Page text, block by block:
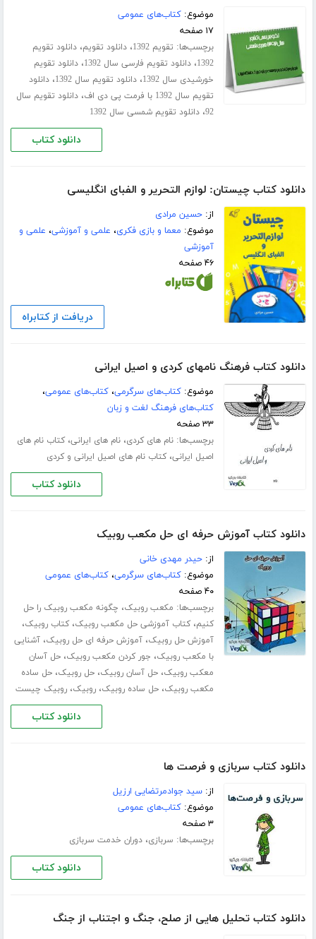
موضوع:کتاب‌های عمومی
۱۷ صفحه
برچسب‌ها: تقویم 1392 ،دانلود تقویم،دانلود تقویم
1392،دانلود تقویم فارسی سال 1392 ،دانلود تقویم
خورشیدی سال 1392
،دانلود تقویم سال 1392 ،دانلود
تقویم سال 1392 با فرمت پی دی اف
،دانلود تقویم سال
92،دانلود تقویم شمسی سال 1392
دانلود کتاب
دانلود کتاب چیستان: لوازم‌ التحریر و الفبای انگلیسی
از:حسین مرادی
موضوع: معما و بازی فکری، علمی و آموزشی، علمی و
آموزشی
۴۶ صفحه
دریافت از کتابراه
دانلود کتاب فرهنگ نامهای کردی و اصیل ایرانی
موضوع:کتاب‌های سرگرمی،کتاب‌های عمومی،
کتاب‌های فرهنگ لغت و زبان
۳۳ صفحه
برچسب‌ها:نام های کردی،نام های ایرانی،کتاب نام های
اصیل ایرانی،کتاب نام های اصیل ایرانی و کردی
دانلود کتاب
دانلود کتاب آموزش حرفه ای حل مکعب روبیک
از:حیدر مهدی خانی
موضوع:کتاب‌های سرگرمی،کتاب‌های عمومی
۴۰ صفحه
برچسب‌ها: مکعب روبیک، چگونه مکعب روبیک را حل
کنیم،کتاب آموزشی حل مکعب روبیک،کتاب روبیک،
آموزش حل روبیک،آموزش حرفه ای حل روبیک،آشنایی
با مکعب روبیک، جور کردن مکعب روبیک،حل آسان
معکب روبیک،حل آسان روبیک،حل روبیک،حل ساده
مکعب روبیک،حل ساده روبیک،روبیک،روبیک چیست
دانلود کتاب
دانلود کتاب سربازی و فرصت ها
از:سید جوادمرتضایی ارزیل
موضوع:کتاب‌های عمومی
۳ صفحه
برچسب‌ها: سربازی،دوران خدمت سربازی
دانلود کتاب
دانلود کتاب تحلیل هایی از صلح، جنگ و اجتناب از جنگ